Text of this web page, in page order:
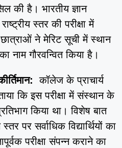
की है। भारतीय ज्ञान
स्तर की परीक्षा में
ने मेरिट सूची में स्थान
गौरवन्वित किया है।
कॉलेज के प्राचार्य
कि इस परीक्षा में संस्थान के
किया था। विशेष बात
पर सर्वाधिक विद्यार्थियों का
परीक्षा संपन्न कराने का